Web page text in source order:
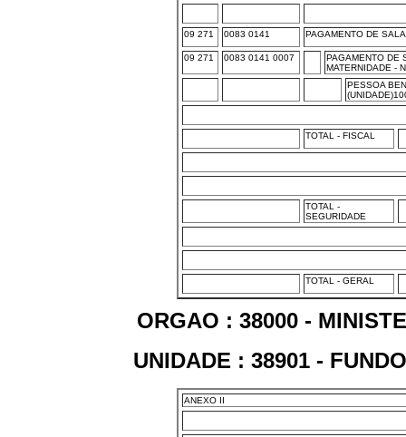
09 271 0083 0141 PAGAMENTO DE
09 271 0083 0141 0007
PAGAMENTO DE
MATERNIDADE -
PESSOA
TOTAL - FISCAL
TOTAL -
SEGURIDADE
TOTAL - GERAL
ORGAO : 38000 -
UNIDADE : 38901 -
ANEXO II